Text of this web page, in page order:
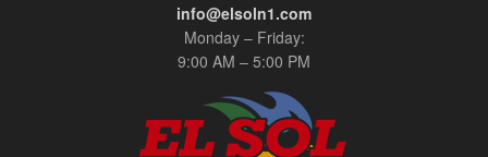
info@elsoln1.com
Monday – Friday:
9:00 AM – 5:00 PM